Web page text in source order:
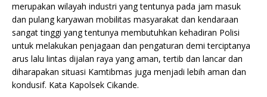
merupakan wilayah industri yang tentunya pada jam masuk
dan pulang karyawan mobilitas masyarakat dan kendaraan
sangat tinggi yang tentunya membutuhkan kehadiran Polisi
untuk melakukan penjagaan dan pengaturan demi terciptanya
arus lalu lintas dijalan raya yang aman, tertib dan lancar dan
diharapakan situasi Kamtibmas juga menjadi lebih aman dan
kondusif. Kata Kapolsek Cikande.